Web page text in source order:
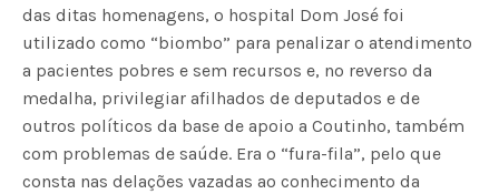
das ditas homenagens, o hospital Dom José foi
utilizado como “biombo” para penalizar o atendimento
a pacientes pobres e sem recursos e, no reverso da
medalha, privilegiar afilhados de deputados e de
outros políticos da base de apoio a Coutinho, também
com problemas de saúde. Era o “fura-fila”, pelo que
consta nas delações vazadas ao conhecimento da